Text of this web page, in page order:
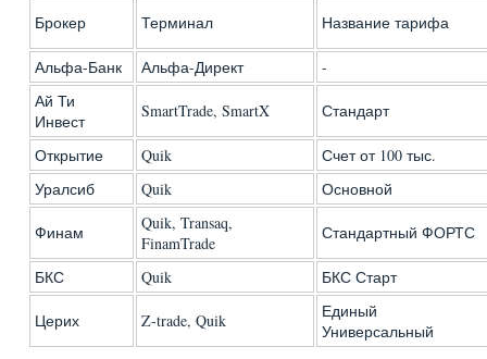
Брокер Терминал Название тарифа
Альфа-Банк Альфа-Директ
-
Ай Ти
Инвест
SmartTrade, SmartX Стандарт
Открытие Quik
Счет от 100 тыс.
Уралсиб
Quik Основной
Финам
Quik, Transaq,
FinamTrade
Стандартный ФОРТС
БКС Quik БКС Старт
Церих Z-trade, Quik
Единый
Универсальный